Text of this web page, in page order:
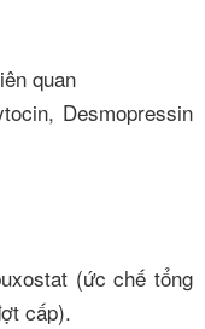
quan
Desmopressin
(ức chế tổng
cấp).